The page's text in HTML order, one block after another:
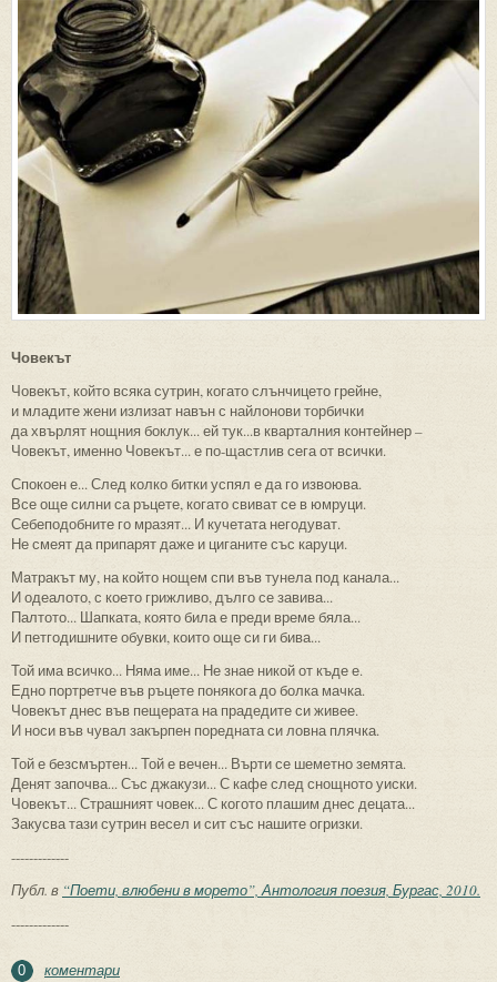
Човекът
Човекът, който всяка сутрин, когато слънчицето грейне,
и младите жени излизат навън с найлонови торбички
да хвърлят нощния боклук... ей тук...в кварталния контейнер –
Човекът, именно Човекът... е по-щастлив сега от всички.
Спокоен е... След колко битки успял е да го извоюва.
Все още силни са ръцете, когато свиват се в юмруци.
Себеподобните го мразят... И кучетата негодуват.
Не смеят да припарят даже и циганите със каруци.
Матракът му, на който нощем спи във тунела под канала...
И одеалото, с което грижливо, дълго се завива...
Палтото... Шапката, която била е преди време бяла...
И петгодишните обувки, които още си ги бива...
Той има всичко... Няма име... Не знае никой от къде е.
Едно портретче във ръцете понякога до болка мачка.
Човекът днес във пещерата на прадедите си живее.
И носи във чувал закърпен поредната си ловна плячка.
Той е безсмъртен... Той е вечен... Върти се шеметно земята.
Денят започва... Със джакузи... С кафе след снощното уиски.
Човекът... Страшният човек... С когото плашим днес децата...
Закусва тази сутрин весел и сит със нашите огризки.
-------------
Публ. в “Поети, влюбени в морето”, Антология поезия, Бургас, 2010.
-------------
0 коментари